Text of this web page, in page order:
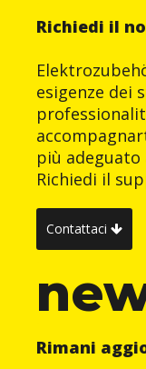
Richiedi il
esigenze dei
più adeguato
Richiedi il
Contattaci
Rimani